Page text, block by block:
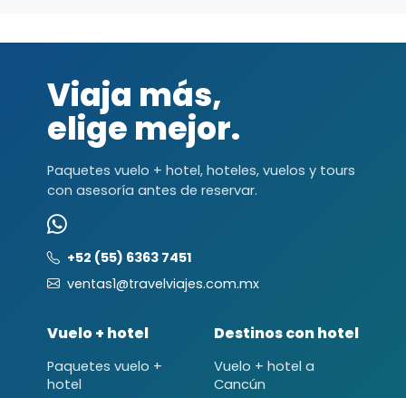
Viaja más,
elige mejor.
Paquetes vuelo + hotel, hoteles, vuelos y tours
con asesoría antes de reservar.
+52 (55) 6363 7451
ventas1@travelviajes.com.mx
Vuelo + hotel
Paquetes vuelo +
hotel
Destinos con hotel
Vuelo + hotel a
Cancún